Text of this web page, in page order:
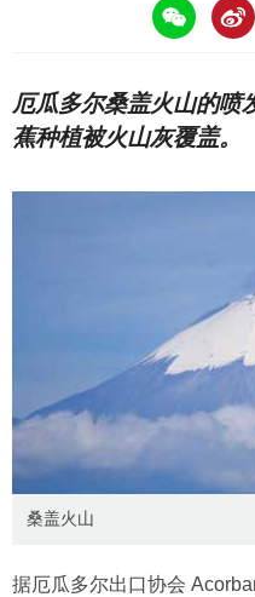
厄瓜多尔桑盖火山的喷
蕉种植被火山灰覆盖。
桑盖火山
据厄瓜多尔出口协会